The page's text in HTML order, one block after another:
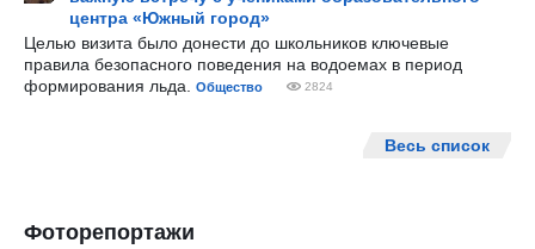
центра «Южный город»
Целью визита было донести до школьников ключевые
правила безопасного поведения на водоемах в период
формирования льда.
Общество 2824
Весь список
Фоторепортажи